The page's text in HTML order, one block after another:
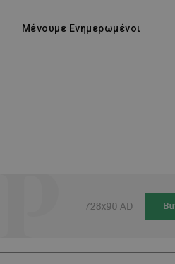
Μένουμε Ενημερωμένοι